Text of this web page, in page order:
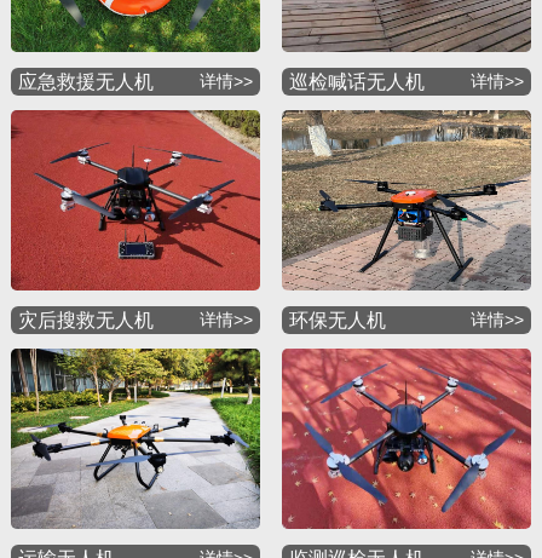
应急救援无人机 详情>> 巡检喊话无人机 详情>>
灾后搜救无人机 详情>> 环保无人机 详情>>